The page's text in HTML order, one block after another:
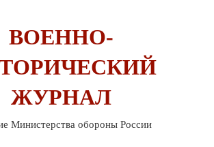
ВОЕННО-
ЖУРНАЛ
Министерства обороны России